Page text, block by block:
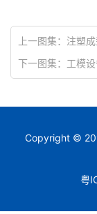
上一图集： 注塑
下一图集： 工模
Copyright ©
粤